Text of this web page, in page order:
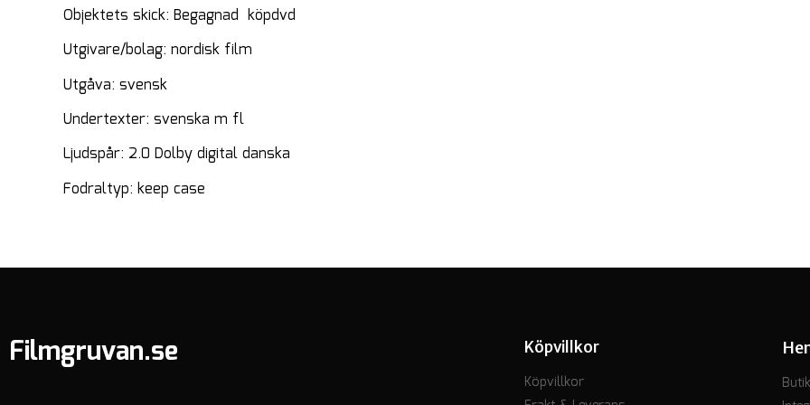
Objektets skick: Begagnad köpdvd
Utgivare/bolag: nordisk film
Utgåva: svensk
Undertexter: svenska m fl
Ljudspår: 2.0 Dolby digital danska
Fodraltyp: keep case
Filmgruvan.se
Köpvillkor
Köpvillkor
Butik